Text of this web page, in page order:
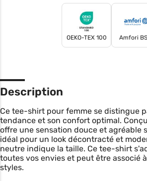
OEKO-TEX 100 Amfori
Description
Ce tee-shirt pour femme se distingue
tendance et son confort optimal.
offre une sensation douce et agréable
idéal pour un look décontracté et
neutre indique la taille. Ce tee-shirt
toutes vos envies et peut être associé
styles.